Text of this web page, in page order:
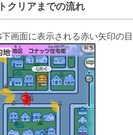
クリアまでの流れ
下画面に表示される赤い矢印の